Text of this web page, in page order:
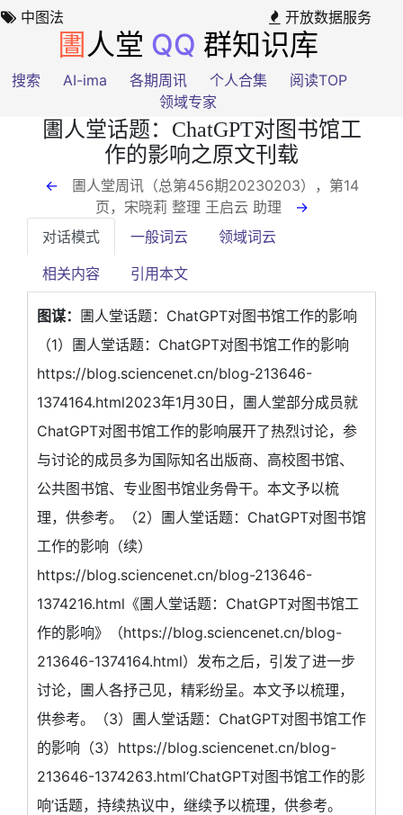
中图法 开放数据服务
圕 人堂 QQ 群知识库
搜索 AI-ima 各期周讯 个人合集
阅读TOP
领域专家
圕人堂话题：ChatGPT对图书馆工
作的影响之原文刊载
←
圕人堂周讯（总第456期20230203），第14
页 ，宋晓莉 整理 王启云 助理
→
对话模式
一般词云 领域词云
相关内容 引用本文
图谋： 圕人堂话题：ChatGPT对图书馆工作的影响
（1）圕人堂话题：ChatGPT对图书馆工作的影响
https://blog.sciencenet.cn/blog-213646-
1374164.html2023年1月30日，圕人堂部分成员就
ChatGPT对图书馆工作的影响展开了热烈讨论，参
与讨论的成员多为国际知名出版商、高校图书馆、
公共图书馆、专业图书馆业务骨干。本文予以梳
理，供参考。（2）圕人堂话题：ChatGPT对图书馆
工作的影响（续）
https://blog.sciencenet.cn/blog-213646-
1374216.html《圕人堂话题：ChatGPT对图书馆工
作的影响》（https://blog.sciencenet.cn/blog-
213646-1374164.html）发布之后，引发了进一步
讨论，圕人各抒己见，精彩纷呈。本文予以梳理，
供参考。（3）圕人堂话题：ChatGPT对图书馆工作
的影响（3）https://blog.sciencenet.cn/blog-
213646-1374263.html‘ChatGPT对图书馆工作的影
响’话题，持续热议中，继续予以梳理，供参考。